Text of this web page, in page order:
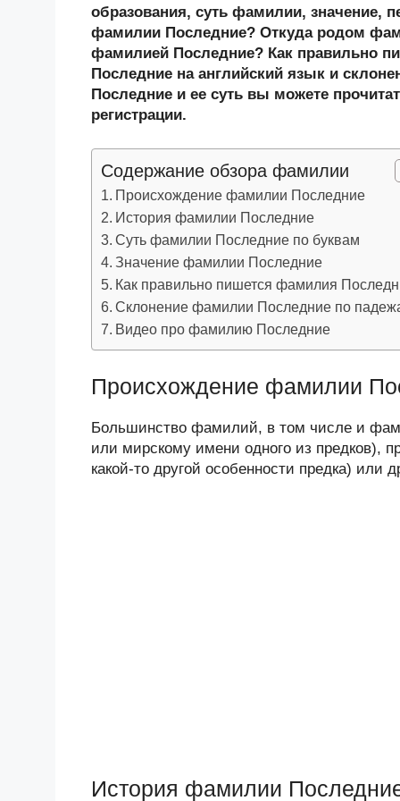
o
kl
a
ss
ni
ki
e
b
o
k
er g
er
J
o
ur
al
u
e
образования, суть фамилии, значение,
фамилии Последние? Откуда родом
фамилией Последние? Как правильно
Последние на английский язык и
Последние и ее суть вы можете
регистрации.
Содержание обзора фамилии
Происхождение фамилии Последние
История фамилии Последние
Суть фамилии Последние по буквам
Значение фамилии Последние
Как правильно пишется фамилия
Склонение фамилии Последние по
Видео про фамилию Последние
Происхождение фамилии
Большинство фамилий, в том числе и
или мирскому имени одного из предков),
какой-то другой особенности предка) или
История фамилии